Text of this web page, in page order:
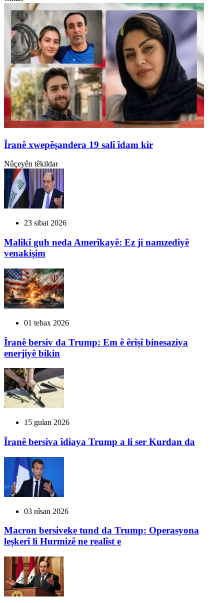
Îranê xwepêşandera 19 salî îdam kir
Nûçeyên têkildar
23 sibat 2026
Malikî guh neda Amerîkayê: Ez ji namzediyê
venakişim
01 tebax 2026
Îranê bersiv da Trump: Em ê êrîşî binesaziya
enerjiyê bikin
15 gulan 2026
Îranê bersiva îdiaya Trump a li ser Kurdan da
03 nîsan 2026
Macron bersiveke tund da Trump: Operasyona
leşkerî li Hurmizê ne realîst e